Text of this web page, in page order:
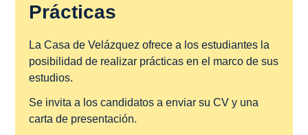
Prácticas
La Casa de Velázquez ofrece a los estudiantes la
posibilidad de realizar prácticas en el marco de sus
estudios.
Se invita a los candidatos a enviar su CV y una
carta de presentación.